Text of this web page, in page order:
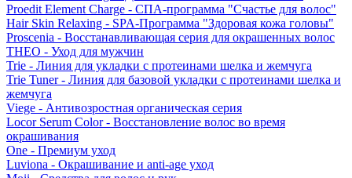
Proedit Element Charge - СПА-программа "Счастье для волос"
Hair Skin Relaxing - SPA-Программа "Здоровая кожа головы"
Proscenia - Восстанавливающая серия для окрашенных волос
THEO - Уход для мужчин
Trie - Линия для укладки с протеинами шелка и жемчуга
Trie Tuner - Линия для базовой укладки с протеинами шелка и
жемчуга
Viege - Антивозростная органическая серия
Locor Serum Color - Восстановление волос во время
окрашивания
One - Премиум уход
Luviona - Окрашивание и anti-age уход